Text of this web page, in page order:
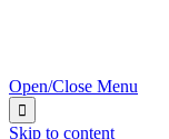
Open/Close Menu

Skip to content